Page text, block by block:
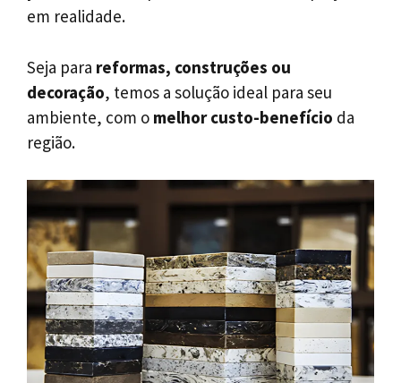
em realidade.
Seja para reformas, construções ou
decoração, temos a solução ideal para seu
ambiente, com o melhor custo-benefício da
região.